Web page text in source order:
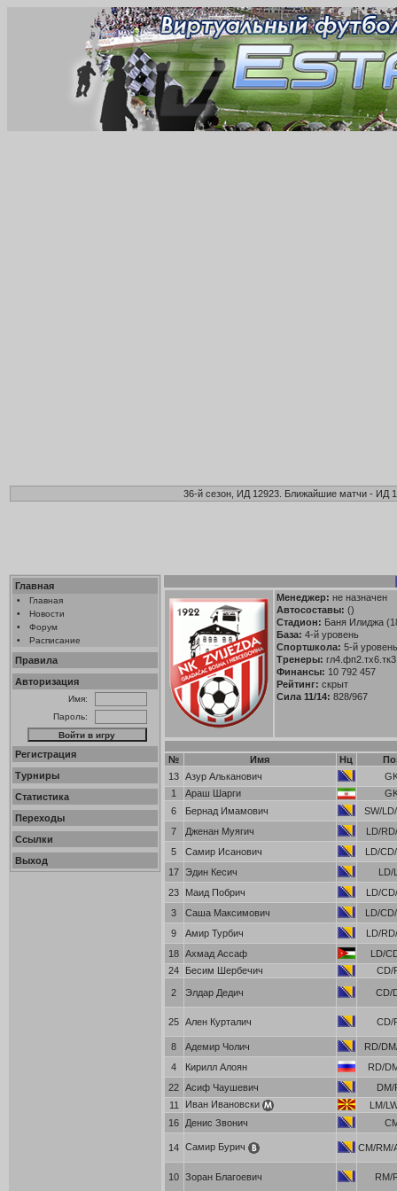
36-й сезон, ИД 12923. Ближайшие матчи - ИД
Главная
•
Главная
•
Новости
•
Форум
•
Расписание
Правила
Авторизация
Имя:
Пароль:
Регистрация
Турниры
Статистика
Переходы
Ссылки
Выход
Менеджер: не назначен
Автосоставы: ()
Стадион: Баня Илиджа
База: 4-й уровень
Спортшкола: 5-й
Тренеры:
Финансы: 10 792 457
Рейтинг: скрыт
Сила 11/14: 828/967
№ Имя Нц
13 Азур Альканович
1
Араш Шарги
6
Бернад Имамович
SW/
7
Дженан Муягич
LD/
5
Самир Исанович
LD/
17
Эдин Кесич
LD/
23
Маид Побрич
LD/
3
Саша Максимович
LD/
9
Амир Турбич
LD/
18 Ахмад Ассаф
LD/
24
Бесим Шербечич CD/
2 Элдар Дедич CD/
25 Ален Курталич CD/
8 Адемир Чолич
RD/
4
Кирилл Алоян
RD/
22 Асиф Чаушевич
DM/
11
Иван Ивановски
LM/
16
Денис Звонич
14 Самир Бурич CM/RM/
10 Зоран Благоевич
RM/